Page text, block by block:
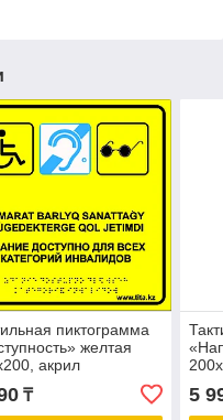
пиктограмма
желтая
акрил
₸ 5